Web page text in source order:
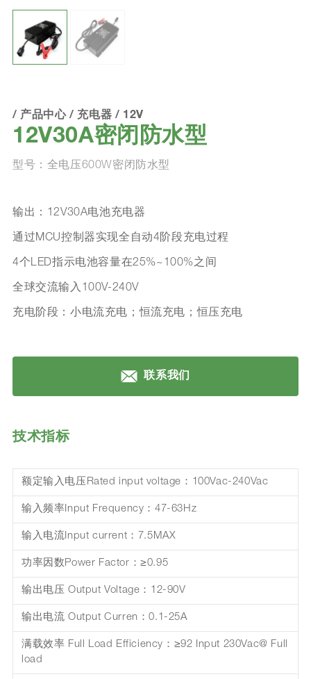
/产品中心/充电器 / 12V
12V30A密闭防水型
型号：全电压600W密闭防水型
输出：12V30A电池充电器
通过MCU控制器实现全自动4阶段充电过程
4个LED指示电池容量在25%~100%之间
全球交流输入100V-240V
充电阶段：小电流充电；恒流充电；恒压充电
联系我们
技术指标
额定输入电压Rated input voltage：100Vac-240Vac
输入频率Input Frequency：47-63Hz
输入电流Input current：7.5MAX
功率因数Power Factor：≥0.95
输出电压 Output Voltage：12-90V
输出电流 Output Curren：0.1-25A
满载效率 Full Load Efficiency：≥92 Input 230Vac@ Full
load